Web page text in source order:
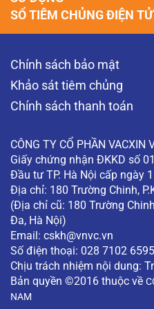
XEM THÊM
cổ tử cung
cung không?
XEM THÊM
Chính sách bảo mật
Khảo sát tiêm chủng
Chính sách thanh toán
CÔNG TY CỔ PHẦN VACXIN
Giấy chứng nhận ĐKKD số
Đầu tư TP. Hà Nội cấp ngày
Địa chỉ: 180 Trường Chinh,
(Địa chỉ cũ: 180 Trường
Đa, Hà Nội)
Email: cskh@vnvc.vn
Số điện thoại: 028 7102 6595
Chịu trách nhiệm nội dung:
Bản quyền ©2016 thuộc về
NAM
SỔ TIÊM CHỦNG ĐIỆN TỬ